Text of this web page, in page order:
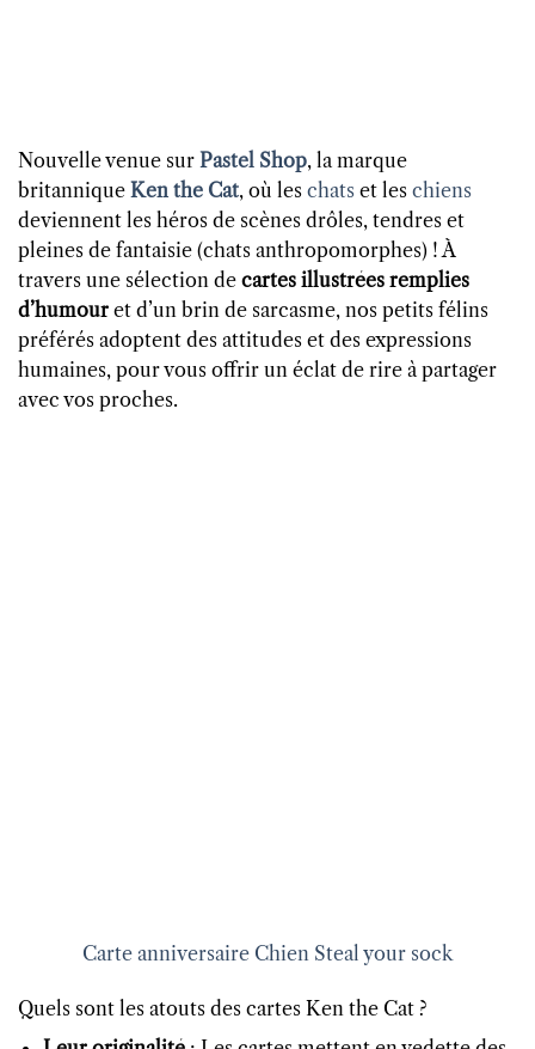
Nouvelle venue sur Pastel Shop, la marque
britannique Ken the Cat, où les chats et les chiens
deviennent les héros de scènes drôles, tendres et
pleines de fantaisie (chats anthropomorphes) ! À
travers une sélection de cartes illustrées remplies
d’humour et d’un brin de sarcasme, nos petits félins
préférés adoptent des attitudes et des expressions
humaines, pour vous offrir un éclat de rire à partager
avec vos proches.
Carte anniversaire Chien Steal your sock
Quels sont les atouts des cartes Ken the Cat ?